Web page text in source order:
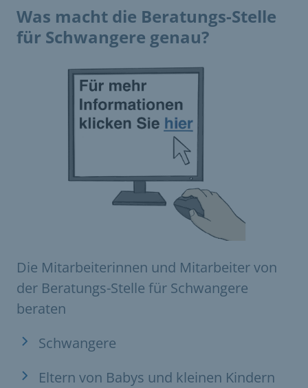
Was macht die Beratungs-Stelle
für Schwangere genau?
Die Mitarbeiterinnen und Mitarbeiter von
der Beratungs-Stelle für Schwangere
beraten
Schwangere
Eltern von Babys und kleinen Kindern